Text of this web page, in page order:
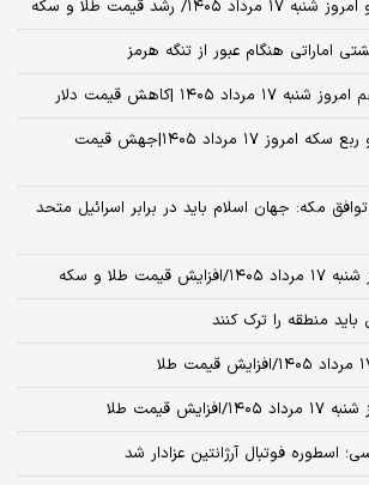
رشد قیمت طلا و سکه
اماراتی هنگام عبور از تنگه هرمز
۱۴۰۵ |کاهش قیمت دلار
قیمت سکه، نیم سکه و ربع سکه امروز ۱۷ مرداد ۱۴۰۵|جهش قیمت
مکه: جهان اسلام باید در برابر اسرائیل متحد
طلا و سکه
منطقه را ترک کنند
اسطوره فوتبال آرژانتین عزادار شد